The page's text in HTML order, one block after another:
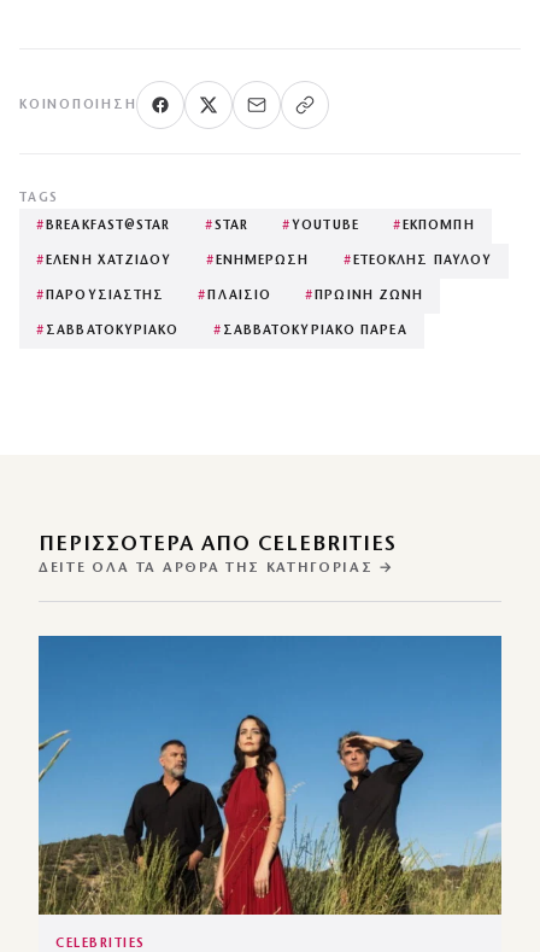
ΚΟΙΝΟΠΟΊΗΣΗ
TAGS
#BREAKFAST@STAR #STAR # YOUTUBE #ΕΚΠΟΜΠΗ
#ΕΛΕΝΗ ΧΑΤΖΙΔΟΥ #ΕΝΗΜΕΡΩΣΗ #ΕΤΕΟΚΛΗΣ ΠΑΥΛΟΥ
#ΠΑΡΟΥΣΙΑΣΤΗΣ #ΠΛΑΙΣΙΟ #ΠΡΩΙΝΗ ΖΩΝΗ
# ΣΑΒΒΑΤΟΚΥΡΙΑΚΟ # ΣΑΒΒΑΤΟΚΥΡΙΑΚΟ ΠΑΡΕΑ
ΠΕΡΙΣΣΌΤΕΡΑ ΑΠΌ CELEBRITIES
ΔΕΊΤΕ ΌΛΑ ΤΑ ΆΡΘΡΑ ΤΗΣ ΚΑΤΗΓΟΡΊΑΣ →
CELEBRITIES